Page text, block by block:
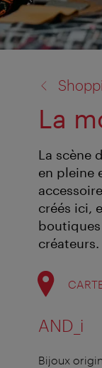
La
La scène
en pleine
créés ici,
créateurs.
AND_i
Bijoux